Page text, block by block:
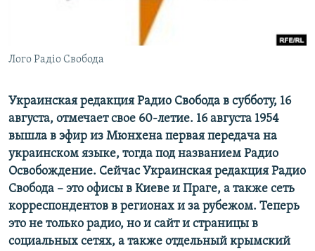
ELIFBE
Все сайты RFE/RL
Лого Радіо Свобода
Украинская редакция Радио Свобода в субботу, 16
августа, отмечает свое 60-летие. 16 августа 1954
вышла в эфир из Мюнхена первая передача на
украинском языке, тогда под названием Радио
Освобождение. Сейчас Украинская редакция Радио
Свобода – это офисы в Киеве и Праге, а также сеть
корреспондентов в регионах и за рубежом. Теперь
это не только радио, но и сайт и страницы в
социальных сетях, а также отдельный крымский